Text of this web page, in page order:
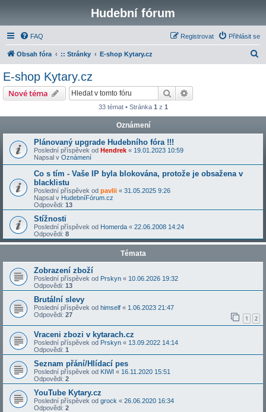
Hudební fórum
FAQ Přihlásit se
Registrovat
Obsah fóra :: Stránky E-shop Kytary.cz
E-shop Kytary.cz
Nové téma Hledat
33 témat • Stránka 1 z 1
Oznámení
Plánovaný upgrade Hudebního fóra !!!
Poslední příspěvek od Hendrek « 19.01.2023 10:59
Napsal v Oznámení
Co s tím - Vaše IP byla blokována, protože je obsažena v
blacklistu
Poslední příspěvek od pavlii « 31.05.2025 9:26
Napsal v HudebníFórum.cz
Odpovědi: 13
Stížnosti
Poslední příspěvek od Homerda « 22.06.2008 14:24
Odpovědi: 8
Témata
Zobrazení zboží
Poslední příspěvek od Prskyn « 10.06.2026 19:32
Odpovědi: 13
Brutální slevy
Poslední příspěvek od himself « 1.06.2023 21:47
Odpovědi: 27 1 2
Vraceni zbozi v kytarach.cz
Poslední příspěvek od Prskyn « 13.09.2022 14:14
Odpovědi: 1
Seznam přání/Hlídací pes
Poslední příspěvek od KIWI « 16.11.2020 15:51
Odpovědi: 2
YouTube Kytary.cz
Poslední příspěvek od grock « 26.06.2020 16:34
Odpovědi: 2